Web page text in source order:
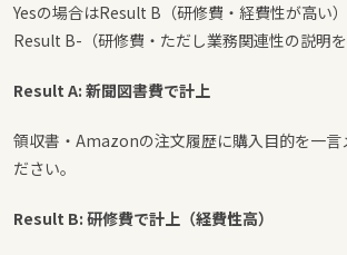
Yesの場合はResult B（研修費・経費性が高い
Result B-（研修費・ただし業務関連性の説明を
Result A: 新聞図書費で計上
領収書・Amazonの注文履歴に購入目的を一言
ださい。
Result B: 研修費で計上（経費性高）